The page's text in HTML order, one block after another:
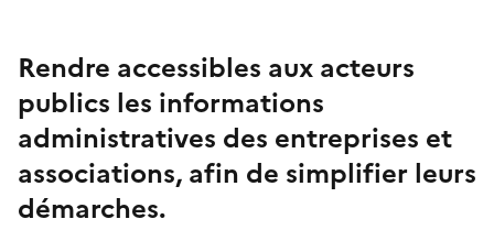
Rendre accessibles aux acteurs
publics les informations
administratives des entreprises et
associations, afin de simplifier leurs
démarches.